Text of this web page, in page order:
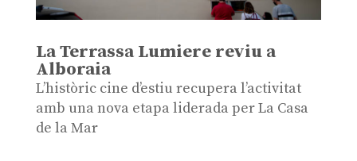
La Terrassa Lumiere reviu a
Alboraia
L’històric cine d’estiu recupera l’activitat
amb una nova etapa liderada per La Casa
de la Mar